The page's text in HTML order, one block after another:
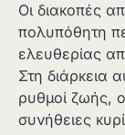
Οι διακοπές
πολυπόθητη
ελευθερίας
Στη διάρκεια
ρυθμοί ζωής,
συνήθειες